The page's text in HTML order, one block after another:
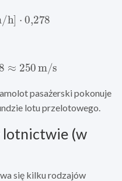
h]⋅ 0,278
≈250m/s
pasażerski pokonuje
lotu przelotowego.
lotnictwie (w
się kilku rodzajów